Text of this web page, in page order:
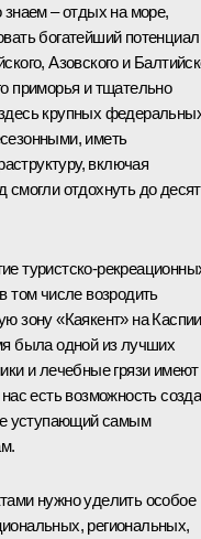
– отдых на море,
богатейший потенциал
Азовского и
приморья и тщательно
крупных
иметь
включая
отдохнуть до
туристско-
том числе возродить
зону «Каякент» на
была одной из лучших
и лечебные грязи имеют
есть возможность
уступающий самым
нужно уделить особое
региональных,